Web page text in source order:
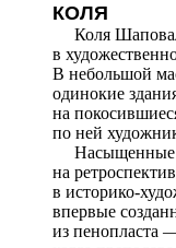
КОЛЯ
Коля
в
В небольшой
одинокие
на
по ней
Насыщенные
на
в историко-
впервые
из пенопласта